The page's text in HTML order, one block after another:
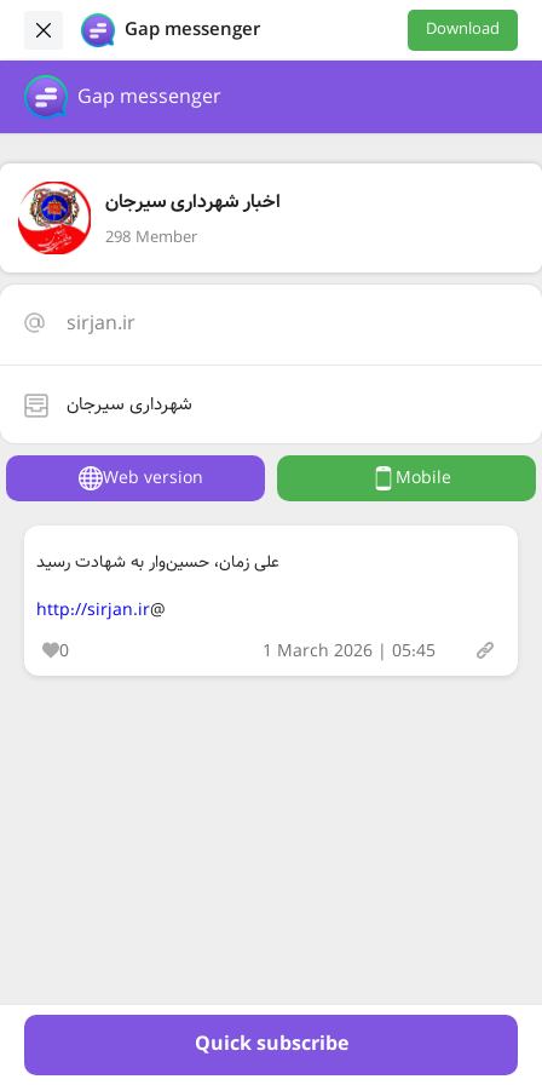
Gap messenger Download
Gap messenger
اخبار شهرداری سیرجان
298 Member
sirjan.ir
شهرداری سیرجان
Quick subscribe
Web version Mobile
علی زمان، حسین‌وار به شهادت رسید
@
http://sirjan.ir
0
1 March 2026 | 05:45